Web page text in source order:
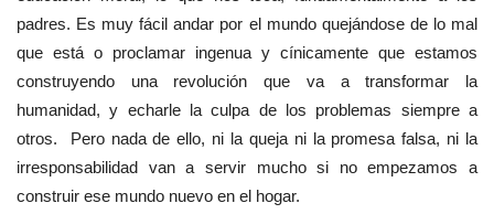
padres. Es muy fácil andar por el mundo quejándose de lo mal
que está o proclamar ingenua y cínicamente que estamos
construyendo una revolución que va a transformar la
humanidad, y echarle la culpa de los problemas siempre a
otros. Pero nada de ello, ni la queja ni la promesa falsa, ni la
irresponsabilidad van a servir mucho si no empezamos a
construir ese mundo nuevo en el hogar.